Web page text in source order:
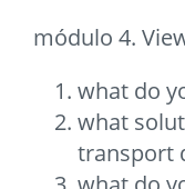
módulo 4.
what do
what
transport